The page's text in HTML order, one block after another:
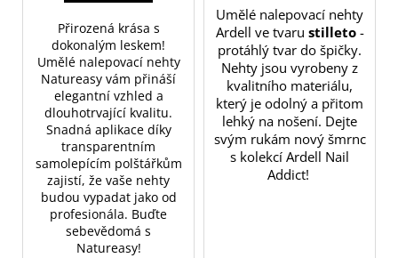
Přirozená krása s
dokonalým leskem!
Umělé nalepovací nehty
Natureasy vám přináší
elegantní vzhled a
dlouhotrvající kvalitu.
Snadná aplikace díky
transparentním
samolepícím polštářkům
zajistí, že vaše nehty
budou vypadat jako od
profesionála. Buďte
sebevědomá s
Natureasy!
Umělé nalepovací nehty
Ardell ve tvaru stilleto-
protáhlý tvar do špičky.
Nehty jsou vyrobeny z
kvalitního materiálu,
který je odolný a přitom
lehký na nošení. Dejte
svým rukám nový šmrnc
s kolekcí Ardell Nail
Addict!